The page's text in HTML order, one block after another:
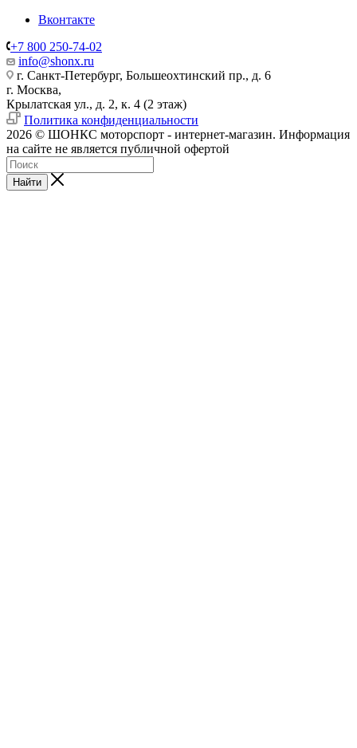
Вконтакте
+7 800 250-74-02
info@shonx.ru
г. Санкт-Петербург, Большеохтинский пр., д. 6
г. Москва,
Крылатская ул., д. 2, к. 4 (2 этаж)
Политика конфиденциальности
2026 © ШОНКС моторспорт - интернет-магазин. Информация
на сайте не является публичной офертой
Найти